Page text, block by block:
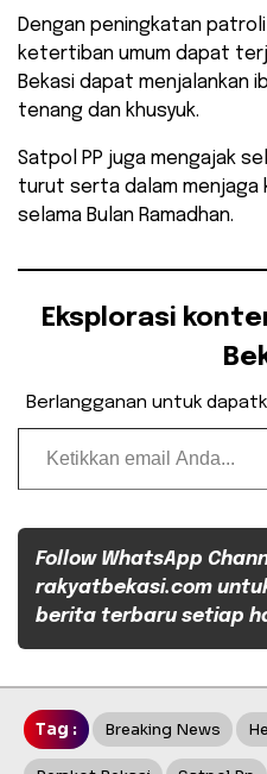
Dengan peningkatan
ketertiban umum dapat
Bekasi dapat menjalankan
tenang dan khusyuk.
Satpol PP juga mengajak
turut serta dalam menjaga
selama Bulan Ramadhan.
Eksplorasi
Berlangganan untuk
Ketikkan email Anda...
Follow WhatsApp
rakyatbekasi.com
berita terbaru setiap
Tag : Breaking News